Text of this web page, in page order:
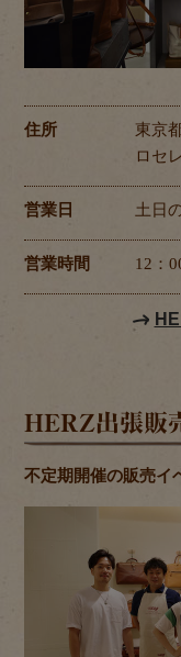
住所
東京
ロセ
営業日 土日
営業時間 12：
HERZ出張販
不定期開催の販売イ